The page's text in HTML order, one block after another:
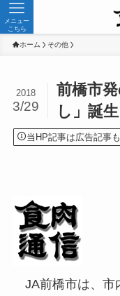
メニュー
こちら
ホーム その他
前橋市
し」誕
2018
3/29
当HP記事は広告記事
JA前橋市は、市